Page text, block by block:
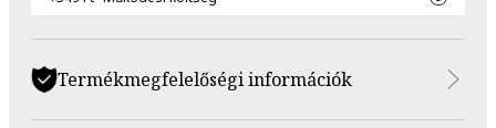
Termékmegfelelőségi információk